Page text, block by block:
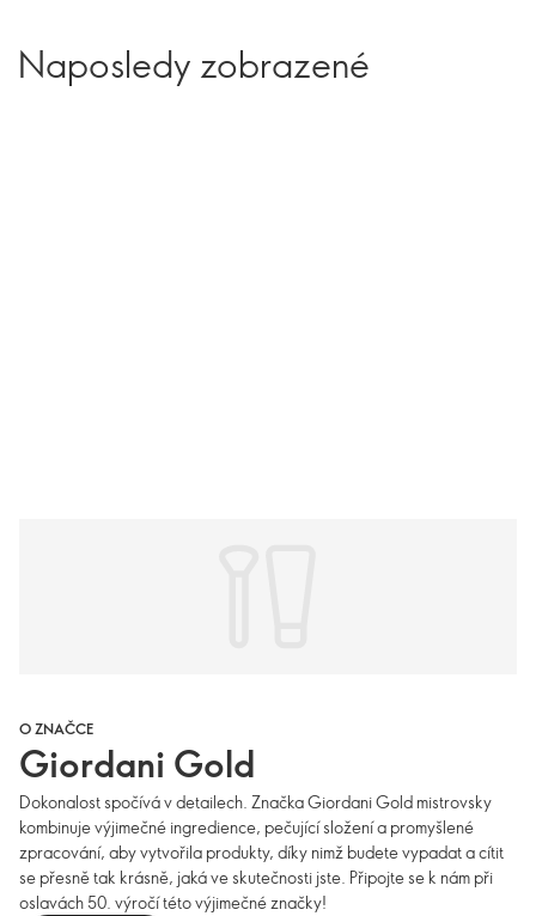
Naposledy zobrazené
O ZNAČCE
Giordani Gold
Dokonalost spočívá v detailech. Značka Giordani Gold mistrovsky
kombinuje výjimečné ingredience, pečující složení a promyšlené
zpracování, aby vytvořila produkty, díky nimž budete vypadat a cítit
se přesně tak krásně, jaká ve skutečnosti jste. Připojte se k nám při
oslavách 50. výročí této výjimečné značky!